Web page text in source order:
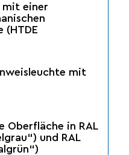
mit einer
(HTDE
mit
Oberfläche in RAL
und RAL